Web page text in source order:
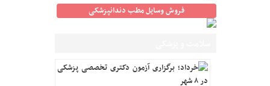
فروش وسایل مطب دندانپزشکی